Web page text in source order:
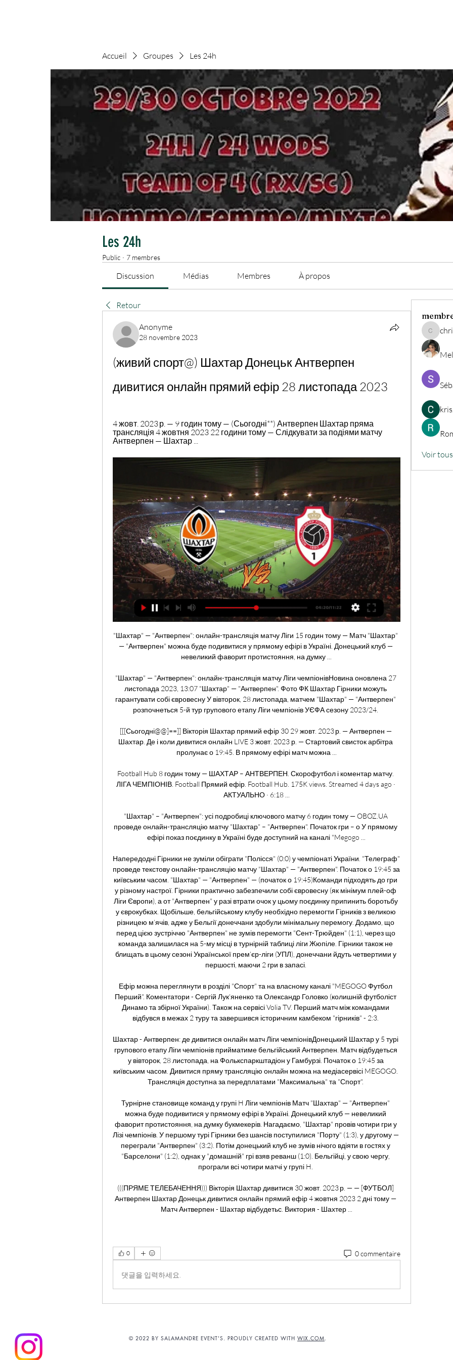
Accueil Groupes Les 24h
Les 24h
Public · 7 membres
Discussion Médias Membres À propos
Retour
Anonyme
28 novembre 2023
(живий спорт@) Шахтар Донецьк Антверпен
дивитися онлайн прямий ефір 28 листопада 2023
4 жовт. 2023 р. — 9 годин тому — (Сьогодні**) Антверпен Шахтар пряма
трансляція 4 жовтня 2023 22 години тому — Слідкувати за подіями матчу
Антверпен — Шахтар ...
"Шахтар" — "Антверпен": онлайн-трансляція матчу Ліги 15 годин тому — Матч "Шахтар"
— "Антверпен" можна буде подивитися у прямому ефірі в Україні. Донецький клуб —
невеликий фаворит протистояння, на думку ...
"Шахтар" — "Антверпен": онлайн-трансляція матчу Ліги чемпіонівНовина оновлена 27
листопада 2023, 13:07 "Шахтар" — "Антверпен". Фото ФК Шахтар Гірники можуть
гарантувати собі євровесну У вівторок, 28 листопада, матчем "Шахтар" — "Антверпен"
розпочнеться 5-й тур групового етапу Ліги чемпіонів УЄФА сезону 2023/24.
[[[Сьогодні@@]==]] Вікторія Шахтар прямий ефір 30 29 жовт. 2023 р. — Антверпен —
Шахтар. Де і коли дивитися онлайн LIVE 3 жовт. 2023 р. — Стартовий свисток арбітра
пролунає о 19:45. В прямому ефірі матч можна ...
Football Hub 8 годин тому — ШАХТАР – АНТВЕРПЕН. Скорофутбол і коментар матчу.
ЛІГА ЧЕМПІОНІВ. Football Прямий ефір. Football Hub. 175K views. Streamed 4 days ago ·
АКТУАЛЬНО · 6:18 ...
"Шахтар" – "Антверпен": усі подробиці ключового матчу 6 годин тому — OBOZ.UA
проведе онлайн-трансляцію матчу "Шахтар" – "Антверпен". Початок гри – о У прямому
ефірі показ поєдинку в Україні буде доступний на каналі "Megogo ...
Напередодні Гірники не зуміли обіграти "Полісся" (0:0) у чемпіонаті України. "Телеграф"
проведе текстову онлайн-трансляцію матчу "Шахтар" — "Антверпен". Початок о 19:45 за
київським часом. "Шахтар" — "Антверпен" — (початок о 19:45)Команди підходять до гри
у різному настрої. Гірники практично забезпечили собі євровесну (як мінімум плей-оф
Ліги Європи), а от "Антверпен" у разі втрати очок у цьому поєдинку припинить боротьбу
у єврокубках. Щобільше, бельгійському клубу необхідно перемогти Гірників з великою
різницею м’ячів, адже у Бельгії донеччани здобули мінімальну перемогу. Додамо, що
перед цією зустріччю "Антверпен" не зумів перемогти "Сент-Трюйден" (1:1), через що
команда залишилася на 5-му місці в турнірній таблиці ліги Жюпіле. Гірники також не
блищать в цьому сезоні Української прем’єр-ліги (УПЛ), донеччани йдуть четвертими у
першості, маючи 2 гри в запасі.
Ефір можна переглянути в розділі "Спорт" та на власному каналі "MEGOGO Футбол
Перший". Коментатори - Сергій Лук'яненко та Олександр Головко (колишній футболіст
Динамо та збірної України). Також на сервісі Volia TV. Перший матч між командами
відбувся в межах 2 туру та завершився історичним камбеком "гірників" - 2:3.
Шахтар - Антверпен: де дивитися онлайн матч Ліги чемпіонівДонецький Шахтар у 5 турі
групового етапу Ліги чемпіонів прийматиме бельгійський Антверпен. Матч відбудеться
у вівторок, 28 листопада, на Фолькспаркштадіон у Гамбурзі. Початок о 19:45 за
київським часом. Дивитися пряму трансляцію онлайн можна на медіасервісі MEGOGO.
Трансляція доступна за передплатами "Максимальна" та "Спорт".
Турнірне становище команд у групі H Ліги чемпіонів Матч "Шахтар" — "Антверпен"
можна буде подивитися у прямому ефірі в Україні. Донецький клуб — невеликий
фаворит протистояння, на думку букмекерів. Нагадаємо, "Шахтар" провів чотири гри у
Лізі чемпіонів. У першому турі Гірники без шансів поступилися "Порту" (1:3), у другому —
переграли "Антверпен" (3:2). Потім донецький клуб не зумів нічого вдіяти в гостях у
"Барселони" (1:2), однак у "домашній" грі взяв реванш (1:0). Бельгійці, у свою чергу,
програли всі чотири матчі у групі H.
(((ПРЯМЕ ТЕЛЕБАЧЕННЯ))) Вікторія Шахтар дивитися 30 жовт. 2023 р. — — [ФУТБОЛ]
Антверпен Шахтар Донецьк дивитися онлайн прямий ефір 4 жовтня 2023 2 дні тому —
Матч Антверпен - Шахтар відбудетьс. Виктория - Шахтер ...
0 0 commentaire
댓글을 입력하세요.
Voir
© 2022 BY SALAMANDRE EVENT'S. PROUDLY CREATED WITH WIX.COM.